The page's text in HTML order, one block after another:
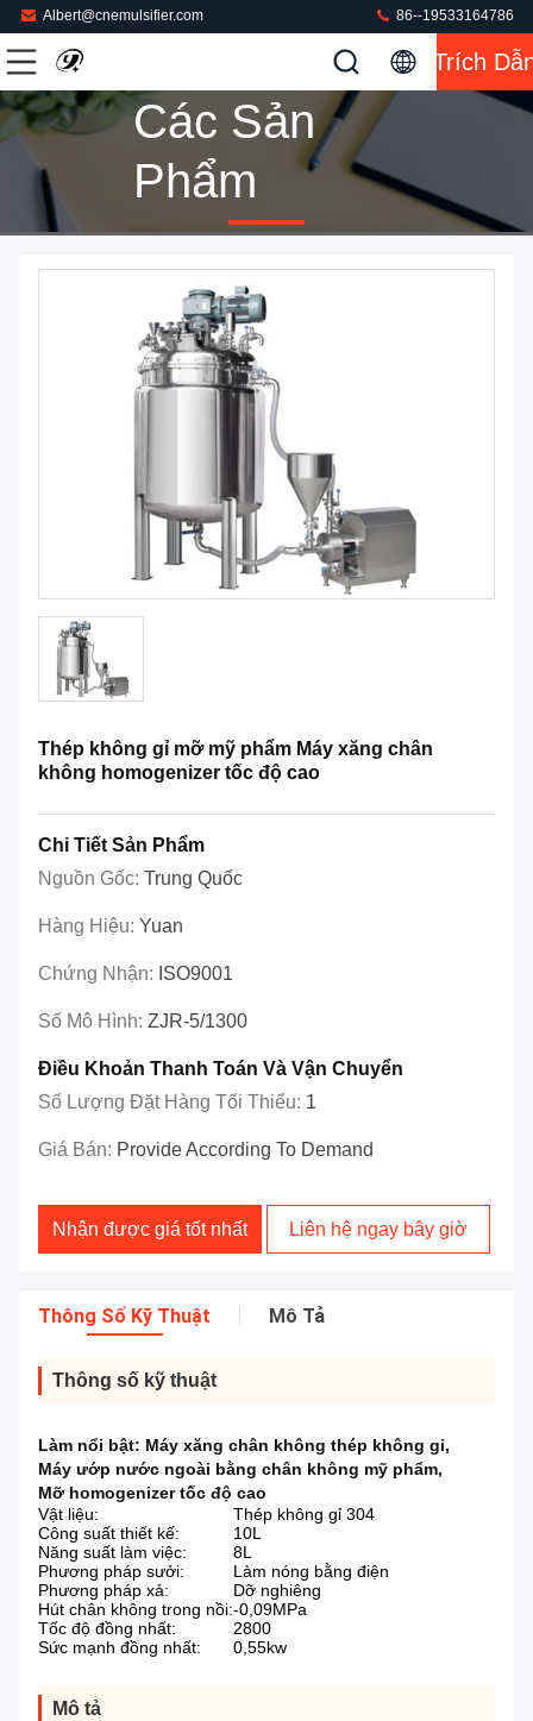
Albert@cnemulsifier.com 86--19533164786
Trích
Các Sản
Phẩm
Thép không gỉ mỡ mỹ phẩm Máy xăng chân
không homogenizer tốc độ cao
Chi Tiết Sản Phẩm
Nguồn Gốc: Trung Quốc
Hàng Hiệu: Yuan
Chứng Nhận: ISO9001
Số Mô Hình: ZJR-5/1300
Điều Khoản Thanh Toán Và Vận Chuyển
Số Lượng Đặt Hàng Tối Thiểu: 1
Giá Bán: Provide According To Demand
Nhận được giá tốt nhất Liên hệ ngay bây giờ
Thông Số Kỹ Thuật Mô Tả
Thông số kỹ thuật
Làm nổi bật: Máy xăng chân không thép không gỉ,
Máy ướp nước ngoài bằng chân không mỹ phẩm,
Mỡ homogenizer tốc độ cao
Vật liệu:
Thép không gỉ 304
Công suất thiết kế:
10L
Năng suất làm việc:
8L
Phương pháp sưởi:
Làm nóng bằng điện
Phương pháp xả:
Dỡ nghiêng
Hút chân không trong nồi:-0,09MPa
Tốc độ đồng nhất:
2800
Sức mạnh đồng nhất:
0,55kw
Mô tả